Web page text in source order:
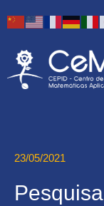
23/05/2021